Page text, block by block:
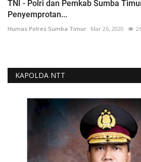
TNI - Polri dan Pemkab Sumba
Penyemprotan...
Humas Polres Sumba Timur Mar 26, 2020
KAPOLDA NTT